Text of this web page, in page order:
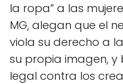
la ropa” a las
MG, alegan que el
viola su derecho a
su propia imagen,
legal contra los